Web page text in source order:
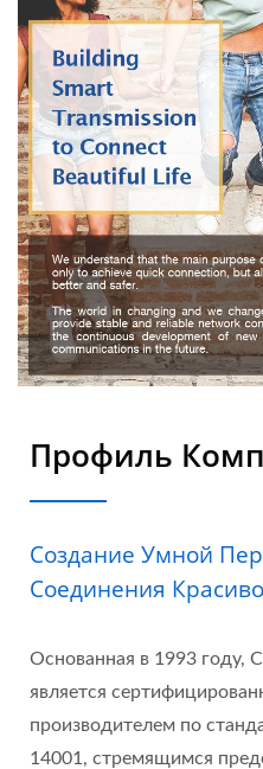
Профиль
Создание Умной
Соединения
Основанная в 1993 году,
является
производителем по
14001, стремящимся